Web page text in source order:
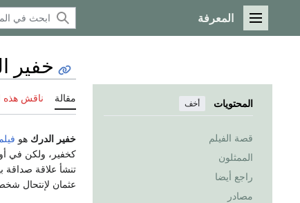
القائمة الرئيسية
المعرفة
المحتويات أخف
قصة الفيلم
الممثلون
راجع أيضا
مصادر
خفير
مقالة ناقش هذه
خفير الدرك هو فيلم
كخفير، ولكن في
تنشأ علاقة صداقة
عثمان لإنتحال